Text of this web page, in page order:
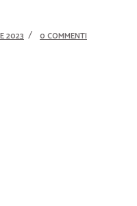
2023 0 COMMENTI